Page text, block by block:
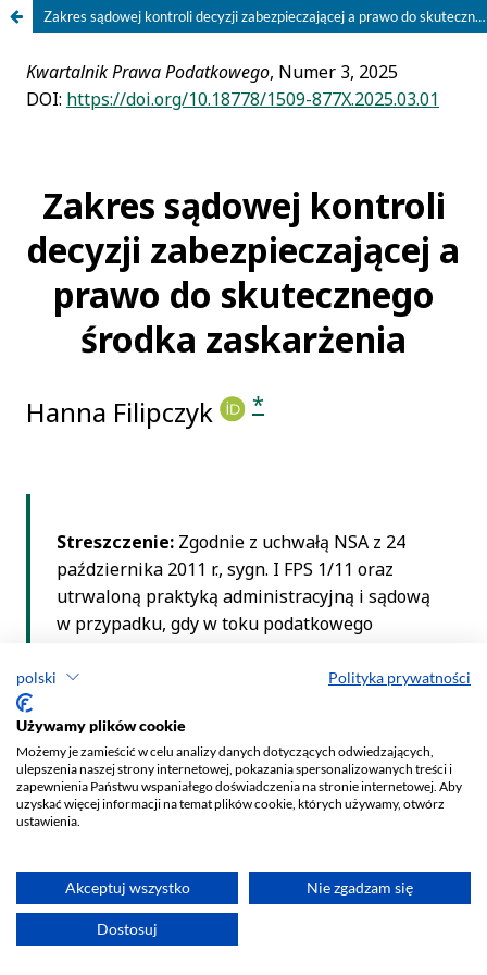
polski Polityka prywatności
Używamy plików cookie
Możemy je zamieścić w celu analizy danych dotyczących odwiedzających,
ulepszenia naszej strony internetowej, pokazania spersonalizowanych treści i
zapewnienia Państwu wspaniałego doświadczenia na stronie internetowej. Aby
uzyskać więcej informacji na temat plików cookie, których używamy, otwórz
ustawienia.
Akceptuj wszystko Nie zgadzam się
Dostosuj
Zakres sądowej kontroli decyzji zabezpieczającej a prawo do skutecznego środka zaskarżenia